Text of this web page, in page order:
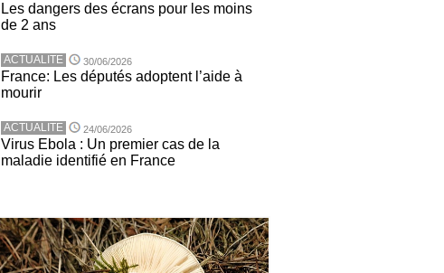
Les dangers des écrans pour les moins
de 2 ans
ACTUALITE 30/06/2026
France: Les députés adoptent l’aide à
mourir
ACTUALITE 24/06/2026
Virus Ebola : Un premier cas de la
maladie identifié en France